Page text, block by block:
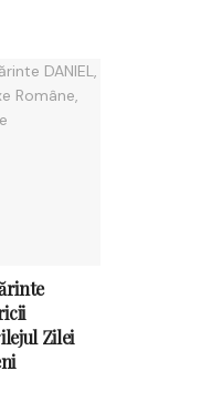
Zilei